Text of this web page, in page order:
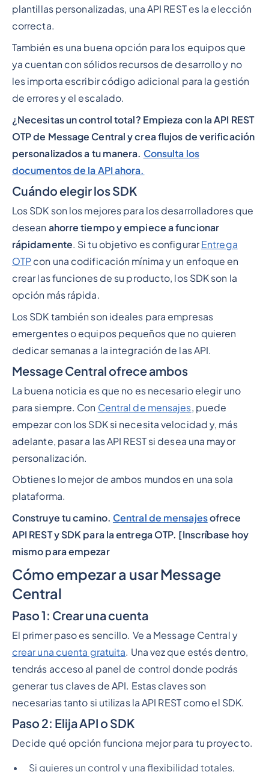
plantillas personalizadas, una API REST es la elección
correcta.
También es una buena opción para los equipos que
ya cuentan con sólidos recursos de desarrollo y no
les importa escribir código adicional para la gestión
de errores y el escalado.
¿Necesitas un control total? Empieza con la API REST
OTP de Message Central y crea flujos de verificación
personalizados a tu manera. Consulta los
documentos de la API ahora.
Cuándo elegir los SDK
Los SDK son los mejores para los desarrolladores que
desean ahorre tiempo y empiece a funcionar
rápidamente. Si tu objetivo es configurarEntrega
OTP con una codificación mínima y un enfoque en
crear las funciones de su producto, los SDK son la
opción más rápida.
Los SDK también son ideales para empresas
emergentes o equipos pequeños que no quieren
dedicar semanas a la integración de las API.
Message Central ofrece ambos
La buena noticia es que no es necesario elegir uno
para siempre. Con Central de mensajes, puede
empezar con los SDK si necesita velocidad y, más
adelante, pasar a las API REST si desea una mayor
personalización.
Obtienes lo mejor de ambos mundos en una sola
plataforma.
Construye tu camino. Central de mensajesofrece
API REST y SDK para la entrega OTP. [Inscríbase hoy
mismo para empezar
Cómo empezar a usar Message
Central
Paso 1: Crear una cuenta
El primer paso es sencillo. Ve a Message Central y
crear una cuenta gratuita. Una vez que estés dentro,
tendrás acceso al panel de control donde podrás
generar tus claves de API. Estas claves son
necesarias tanto si utilizas la API REST como el SDK.
Paso 2: Elija API o SDK
Decide qué opción funciona mejor para tu proyecto.
Si quieres un control y una flexibilidad totales,